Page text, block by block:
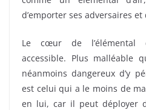
d’emporter ses adversaires
Le cœur de l’élémental
accessible. Plus malléable
néanmoins dangereux d’y
est celui qui a le moins de
en lui, car il peut déployer